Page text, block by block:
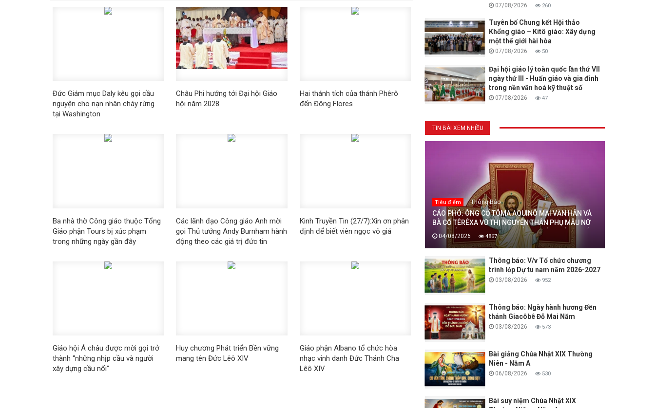
Đức Giám mục Daly kêu gọi cầu
nguyện cho nạn nhân cháy rừng
tại Washington
Châu Phi hướng tới Đại hội Giáo
hội năm 2028
Hai thánh tích của thánh Phêrô
đến Đông Flores
Ba nhà thờ Công giáo thuộc Tổng
Giáo phận Tours bị xúc phạm
trong những ngày gần đây
​​​​​​​Các lãnh đạo Công giáo Anh mời
gọi Thủ tướng Andy Burnham hành
động theo các giá trị đức tin
Kinh Truyền Tin (27/7):Xin ơn phân
định để biết viên ngọc vô giá
Giáo hội Á châu được mời gọi trở
thành “những nhịp cầu và người
xây dựng cầu nối”
Huy chương Phát triển Bền vững
mang tên Đức Lêô XIV
Giáo phận Albano tổ chức hòa
nhạc vinh danh Đức Thánh Cha
Lêô XIV
07/08/2026 260
Tuyên bố Chung kết Hội thảo
Khổng giáo – Kitô giáo: Xây dựng
một thế giới hài hòa
07/08/2026 50
Đại hội giáo lý toàn quốc lần thứ VII
ngày thứ III - Huấn giáo và gia đình
trong nền văn hoá kỹ thuật số
07/08/2026 47
TIN BÀI XEM NHIỀU
Tiêu điểm Thông Báo
CÁO PHÓ: ÔNG CỐ TÔMA AQUINÔ MAI VĂN HÂN VÀ
BÀ CỐ TÊRÊXA VŨ THỊ NGUYÊN THÂN PHỤ MẪU NỮ
TU TÊRÊXA MAI THỊ THỊNH, DÒNG MẾN THÁNH GIÁ
THANH HOÁ ĐÃ AN NGHỈ TRONG CHÚA, NGÀY
04/08/2026
04/08/2026 4867
Thông báo: V/v Tổ chức chương
trình lớp Dự tu nam năm 2026-2027
03/08/2026 952
Thông báo: Ngày hành hương Đền
thánh Giacôbê Đỗ Mai Năm
03/08/2026 573
Bài giảng Chúa Nhật XIX Thường
Niên - Năm A
06/08/2026 530
Bài suy niệm Chúa Nhật XIX